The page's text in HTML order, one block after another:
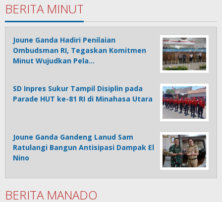
BERITA MINUT
Joune Ganda Hadiri Penilaian
Ombudsman RI, Tegaskan Komitmen
Minut Wujudkan Pela…
SD Inpres Sukur Tampil Disiplin pada
Parade HUT ke-81 RI di Minahasa Utara
Joune Ganda Gandeng Lanud Sam
Ratulangi Bangun Antisipasi Dampak El
Nino
BERITA MANADO